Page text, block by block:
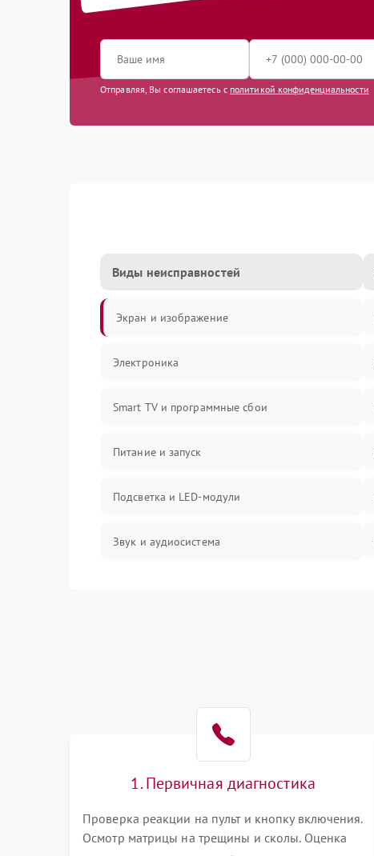
Отправляя, Вы соглашаетесь с политикой конфиденциальности
Виды неисправностей
Экран и изображение
Электроника
Smart TV и программные сбои
Питание и запуск
Подсветка и LED-модули
Звук и аудиосистема
Программное обеспечение
Корпус и механика
1. Первичная диагностика
Проверка реакции на пульт и кнопку включения.
Осмотр матрицы на трещины и сколы. Оценка